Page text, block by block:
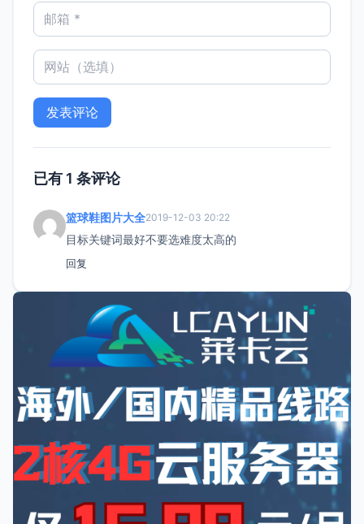
已有 1 条评论
篮球鞋图片大全2019-12-03 20:22
目标关键词最好不要选难度太高的
回复